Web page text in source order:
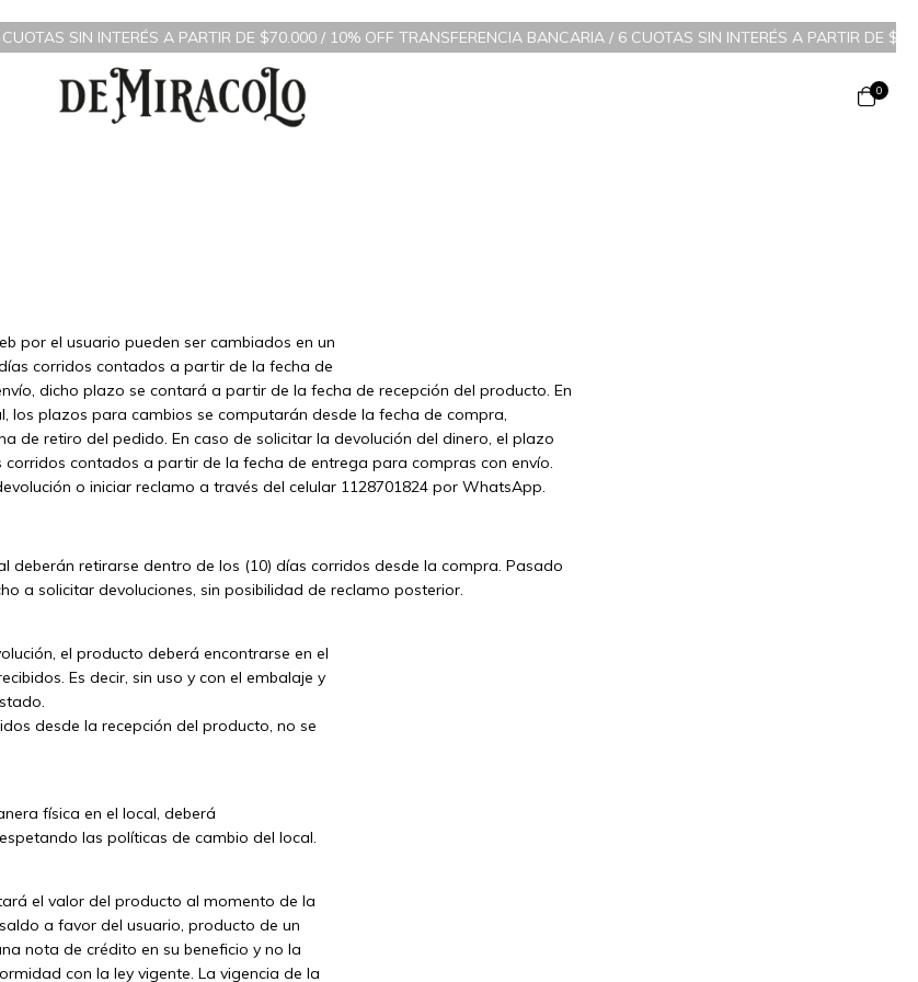
SIN INTERÉS A PARTIR DE $70.000 / 10% OFF TRANSFERENCIA BANCARIA/6 CUOTAS SIN INTERÉS A PARTIR DE
0
por el usuario pueden ser cambiados en un
corridos contados a partir de la fecha de
dicho plazo se contará a partir de la fecha de recepción del producto. En
los plazos para cambios se computarán desde la fecha de compra,
de retiro del pedido. En caso de solicitar la devolución del dinero, el plazo
corridos contados a partir de la fecha de entrega para compras con envío.
o iniciar reclamo a través del celular 1128701824 por WhatsApp.
deberán retirarse dentro de los (10) días corridos desde la compra. Pasado
a solicitar devoluciones, sin posibilidad de reclamo posterior.
el producto deberá encontrarse en el
Es decir, sin uso y con el embalaje y
desde la recepción del producto, no se
física en el local, deberá
las políticas de cambio del local.
el valor del producto al momento de la
a favor del usuario, producto de un
nota de crédito en su beneficio y no la
con la ley vigente. La vigencia de la